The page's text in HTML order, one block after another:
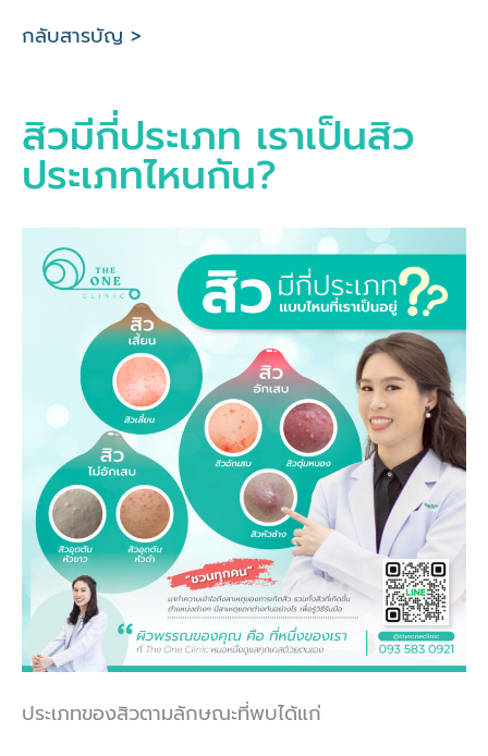
กลับสารบัญ >
สิวมีกี่ประเภท เราเป็นสิว
ประเภทไหนกัน?
ประเภทของสิวตามลักษณะที่พบได้แก่